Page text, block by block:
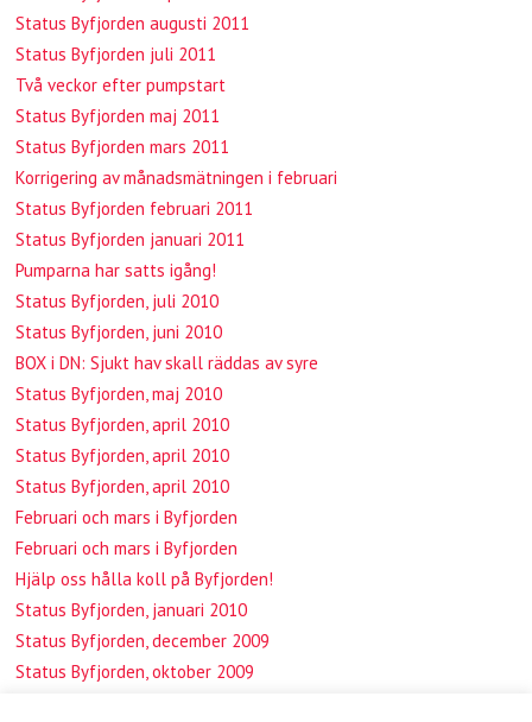
Status Byfjorden augusti 2011
Status Byfjorden juli 2011
Två veckor efter pumpstart
Status Byfjorden maj 2011
Status Byfjorden mars 2011
Korrigering av månadsmätningen i februari
Status Byfjorden februari 2011
Status Byfjorden januari 2011
Pumparna har satts igång!
Status Byfjorden, juli 2010
Status Byfjorden, juni 2010
BOX i DN: Sjukt hav skall räddas av syre
Status Byfjorden, maj 2010
Status Byfjorden, april 2010
Status Byfjorden, april 2010
Status Byfjorden, april 2010
Februari och mars i Byfjorden
Februari och mars i Byfjorden
Hjälp oss hålla koll på Byfjorden!
Status Byfjorden, januari 2010
Status Byfjorden, december 2009
Status Byfjorden, oktober 2009